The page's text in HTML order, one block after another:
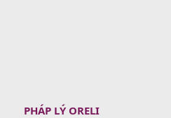
PHÁP LÝ ORELI